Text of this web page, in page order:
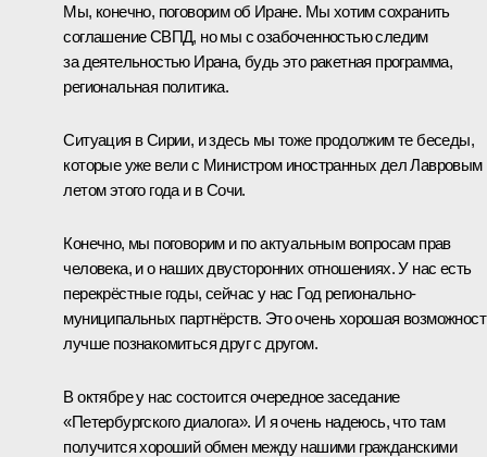
Мы, конечно, поговорим об Иране. Мы хотим сохранить
соглашение СВПД, но мы с озабоченностью следим
за деятельностью Ирана, будь это ракетная программа,
региональная политика.
Ситуация в Сирии, и здесь мы тоже продолжим те беседы,
которые уже вели с Министром иностранных дел Лавровым
летом этого года и в Сочи.
Конечно, мы поговорим и по актуальным вопросам прав
человека, и о наших двусторонних отношениях. У нас есть
перекрёстные годы, сейчас у нас Год регионально-
муниципальных партнёрств. Это очень хорошая
лучше познакомиться друг с другом.
В октябре у нас состоится очередное заседание
«Петербургского диалога». И я очень надеюсь, что там
получится хороший обмен между нашими гражданскими